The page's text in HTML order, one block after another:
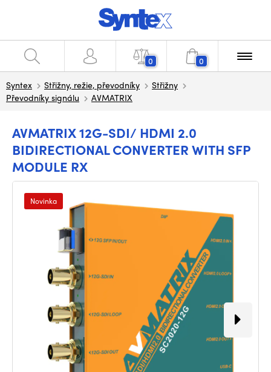
0 0
Syntex Střižny, režie, převodníky
Střižny
Převodníky signálu
AVMATRIX
AVMATRIX 12G-SDI/ HDMI 2.0
BIDIRECTIONAL CONVERTER WITH SFP
MODULE RX
Novinka